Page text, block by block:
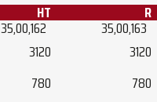
HT R
35,00,162 35,00,163
3120 3120
780 780